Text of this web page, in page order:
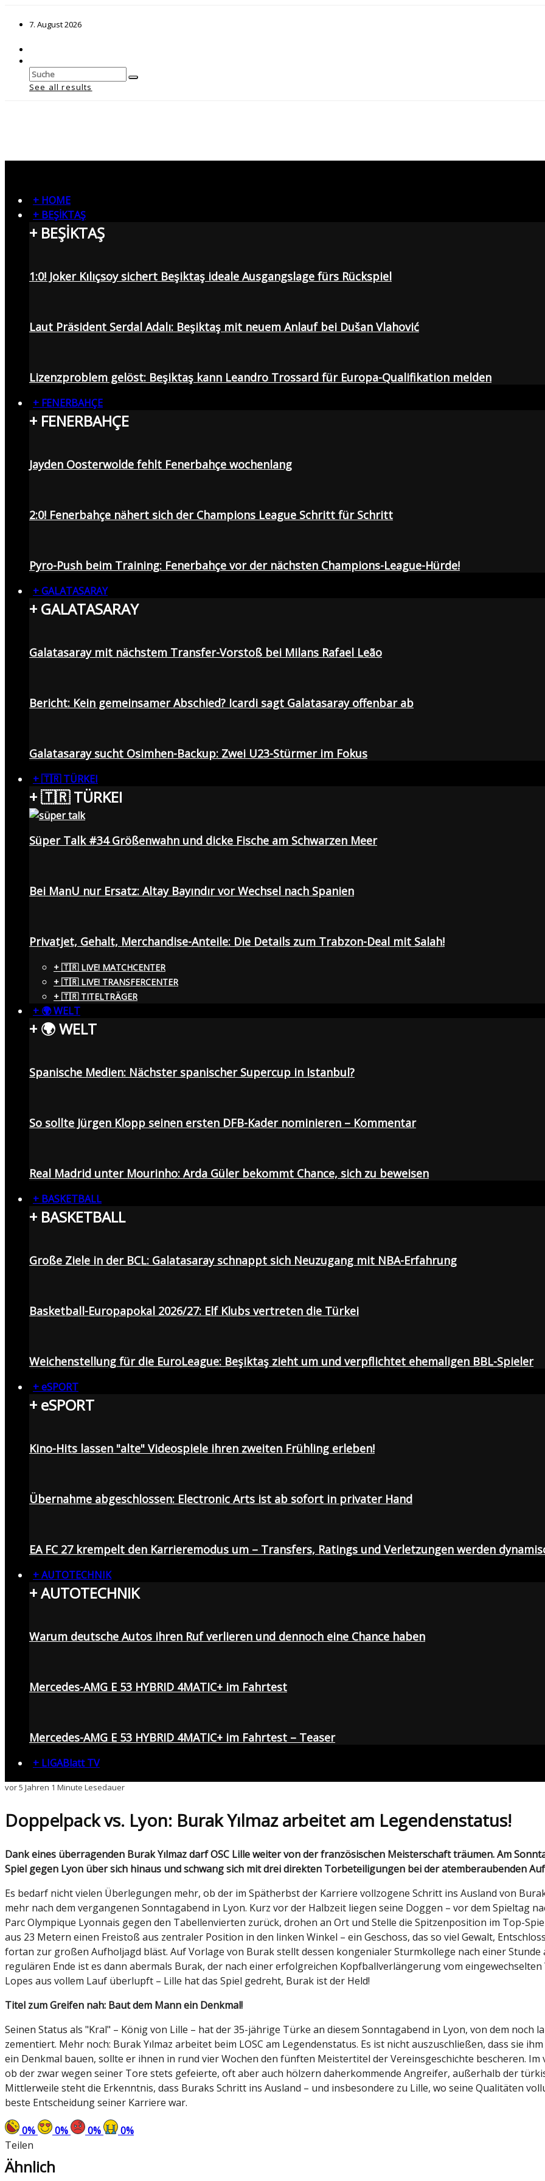
7. August 2026
See all results
+ HOME
+ BEŞİKTAŞ
+ BEŞİKTAŞ
1:0! Joker Kılıçsoy sichert Beşiktaş ideale Ausgangslage fürs Rückspiel
Laut Präsident Serdal Adalı: Beşiktaş mit neuem Anlauf bei Dušan Vlahović
Lizenzproblem gelöst: Beşiktaş kann Leandro Trossard für Europa-Qualifikation melden
+ FENERBAHÇE
+ FENERBAHÇE
Jayden Oosterwolde fehlt Fenerbahçe wochenlang
2:0! Fenerbahçe nähert sich der Champions League Schritt für Schritt
Pyro-Push beim Training: Fenerbahçe vor der nächsten Champions-League-Hürde!
+ GALATASARAY
+ GALATASARAY
Galatasaray mit nächstem Transfer-Vorstoß bei Milans Rafael Leão
Bericht: Kein gemeinsamer Abschied? Icardi sagt Galatasaray offenbar ab
Galatasaray sucht Osimhen-Backup: Zwei U23-Stürmer im Fokus
+ 🇹🇷 TÜRKEI
+ 🇹🇷 TÜRKEI
Süper Talk #34 Größenwahn und dicke Fische am Schwarzen Meer
Bei ManU nur Ersatz: Altay Bayındır vor Wechsel nach Spanien
Privatjet, Gehalt, Merchandise-Anteile: Die Details zum Trabzon-Deal mit Salah!
+ 🇹🇷 LIVE! MATCHCENTER
+ 🇹🇷 LIVE! TRANSFERCENTER
+ 🇹🇷 TITELTRÄGER
+ 🌍 WELT
+ 🌍 WELT
Spanische Medien: Nächster spanischer Supercup in Istanbul?
So sollte Jürgen Klopp seinen ersten DFB-Kader nominieren – Kommentar
Real Madrid unter Mourinho: Arda Güler bekommt Chance, sich zu beweisen
+ BASKETBALL
+ BASKETBALL
Große Ziele in der BCL: Galatasaray schnappt sich Neuzugang mit NBA-Erfahrung
Basketball-Europapokal 2026/27: Elf Klubs vertreten die Türkei
Weichenstellung für die EuroLeague: Beşiktaş zieht um und verpflichtet ehemaligen BBL-Spieler
+ eSPORT
+ eSPORT
Kino-Hits lassen "alte" Videospiele ihren zweiten Frühling erleben!
Übernahme abgeschlossen: Electronic Arts ist ab sofort in privater Hand
EA FC 27 krempelt den Karrieremodus um – Transfers, Ratings und Verletzungen werden
+ AUTOTECHNIK
+ AUTOTECHNIK
Warum deutsche Autos ihren Ruf verlieren und dennoch eine Chance haben
Mercedes-AMG E 53 HYBRID 4MATIC+ im Fahrtest
Mercedes-AMG E 53 HYBRID 4MATIC+ im Fahrtest – Teaser
+ LIGABlatt TV
vor 5 Jahren 1 Minute Lesedauer
Doppelpack vs. Lyon: Burak Yılmaz arbeitet am Legendenstatus!
Dank eines überragenden Burak Yılmaz darf OSC Lille weiter von der französischen Meisterschaft träumen. Am Sonntagabend wuchs der 35-jährige Türke im Top-
Spiel gegen Lyon über sich hinaus und schwang sich mit drei direkten Torbeteiligungen bei der atemberaubenden
Es bedarf nicht vielen Überlegungen mehr, ob der im Spätherbst der Karriere vollzogene Schritt ins Ausland von
mehr nach dem vergangenen Sonntagabend in Lyon. Kurz vor der Halbzeit liegen seine Doggen – vor dem Spieltag
Parc Olympique Lyonnais gegen den Tabellenvierten zurück, drohen an Ort und Stelle die Spitzenposition im Top-
aus 23 Metern einen Freistoß aus zentraler Position in den linken Winkel – ein Geschoss, das so viel Gewalt,
fortan zur großen Aufholjagd bläst. Auf Vorlage von Burak stellt dessen kongenialer Sturmkollege nach einer
regulären Ende ist es dann abermals Burak, der nach einer erfolgreichen Kopfballverlängerung vom eingewechselten
Lopes aus vollem Lauf überlupft – Lille hat das Spiel gedreht, Burak ist der Held!
Titel zum Greifen nah: Baut dem Mann ein Denkmal!
Seinen Status als "Kral" – König von Lille – hat der 35-jährige Türke an diesem Sonntagabend in Lyon, von dem noch
zementiert. Mehr noch: Burak Yılmaz arbeitet beim LOSC am Legendenstatus. Es ist nicht auszuschließen, dass sie
ein Denkmal bauen, sollte er ihnen in rund vier Wochen den fünften Meistertitel der Vereinsgeschichte bescheren.
ob der zwar wegen seiner Tore stets gefeierte, oft aber auch hölzern daherkommende Angreifer, außerhalb der
Mittlerweile steht die Erkenntnis, dass Buraks Schritt ins Ausland – und insbesondere zu Lille, wo seine Qualitäten
beste Entscheidung seiner Karriere war.
0% 0% 0% 0%
Teilen
Ähnlich